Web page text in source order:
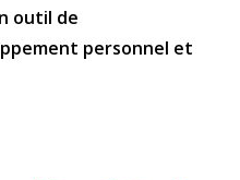
outil de
personnel et